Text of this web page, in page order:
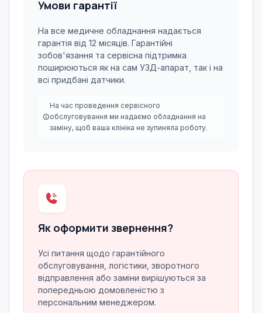
Умови гарантії
На все медичне обладнання надається
гарантія від 12 місяців. Гарантійні
зобов'язання та сервісна підтримка
поширюються як на сам УЗД-апарат, так і на
всі придбані датчики.
На час проведення сервісного
обслуговування ми надаємо обладнання на
заміну, щоб ваша клініка не зупиняла роботу.
Як оформити звернення?
Усі питання щодо гарантійного
обслуговування, логістики, зворотного
відправлення або заміни вирішуються за
попередньою домовленістю з
персональним менеджером.